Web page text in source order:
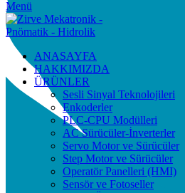
Menü
ANASAYFA
HAKKIMIZDA
ÜRÜNLER
Sesli Sinyal Teknolojileri
Enkoderler
PLC-CPU Modülleri
AC Sürücüler-İnverterler
Servo Motor ve Sürücüler
Step Motor ve Sürücüler
Operatör Panelleri (HMI)
Sensör ve Fotoseller